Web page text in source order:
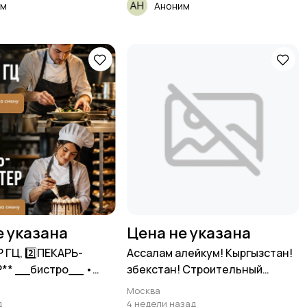
Аноним
указана
ГЦ, 2️⃣ПЕКАРЬ-
__бистро__ •
Цена не указана
Ассалам алейкум! Кыргызстан!
Өзбекстан! Строительный
компанияга!
Москва
4 недели назад